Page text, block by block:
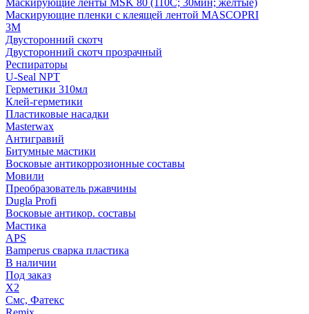
Маскирующие ленты MSK 80 (110С; 30мин; желтые)
Маскирующие пленки с клеящей лентой MASCOPRI
3M
Двусторонний скотч
Двусторонний скотч прозрачный
Респираторы
U-Seal NPT
Герметики 310мл
Клей-герметики
Пластиковые насадки
Masterwax
Антигравий
Битумные мастики
Восковые антикоррозионные составы
Мовили
Преобразователь ржавчины
Dugla Profi
Восковые антикор. составы
Мастика
APS
Bamperus сварка пластика
В наличии
Под заказ
X2
Смс, Фатекс